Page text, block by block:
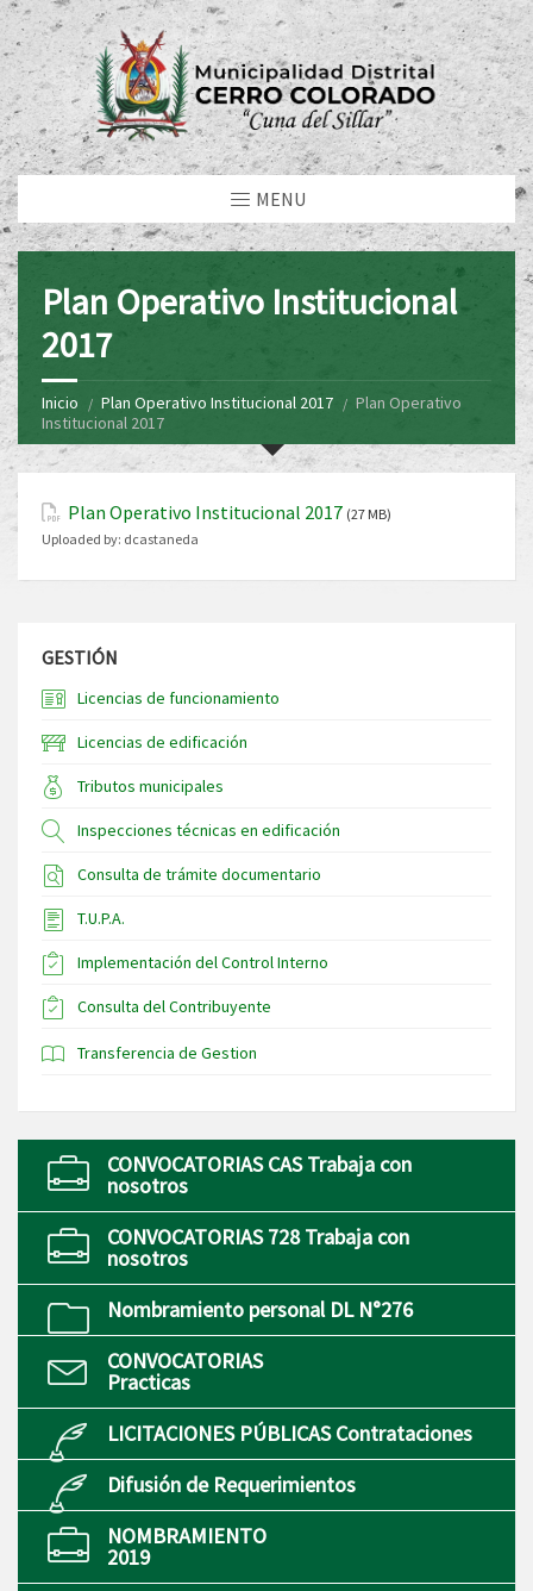
MENU
Plan Operativo Institucional
2017
Inicio Plan Operativo Institucional 2017
Plan Operativo
Institucional 2017
Plan Operativo Institucional 2017 (27 MB)
Uploaded by: dcastaneda
GESTIÓN
Licencias de funcionamiento
Licencias de edificación
Tributos municipales
Inspecciones técnicas en edificación
Consulta de trámite documentario
T.U.P.A.
Implementación del Control Interno
Consulta del Contribuyente
Transferencia de Gestion
CONVOCATORIAS CAS Trabaja con
nosotros
CONVOCATORIAS 728 Trabaja con
nosotros
Nombramiento personal DL N°276
CONVOCATORIAS
Practicas
LICITACIONES PÚBLICAS Contrataciones
Difusión de Requerimientos
NOMBRAMIENTO
2019